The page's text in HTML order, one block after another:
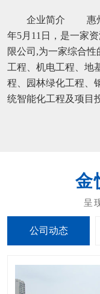
企业简介 惠州市
年5月11日，是一家
限公司,为一家综合
工程、机电工程、地
程、园林绿化工程、
统智能化工程及项目
公司动态